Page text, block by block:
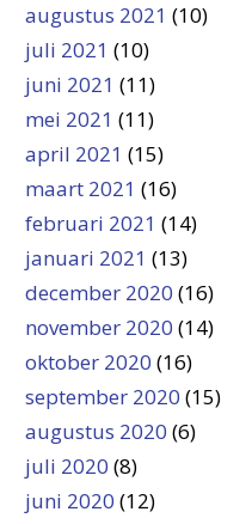
augustus 2021 (10)
juli 2021 (10)
juni 2021 (11)
mei 2021 (11)
april 2021 (15)
maart 2021 (16)
februari 2021 (14)
januari 2021 (13)
december 2020 (16)
november 2020 (14)
oktober 2020 (16)
september 2020 (15)
augustus 2020 (6)
juli 2020 (8)
juni 2020 (12)